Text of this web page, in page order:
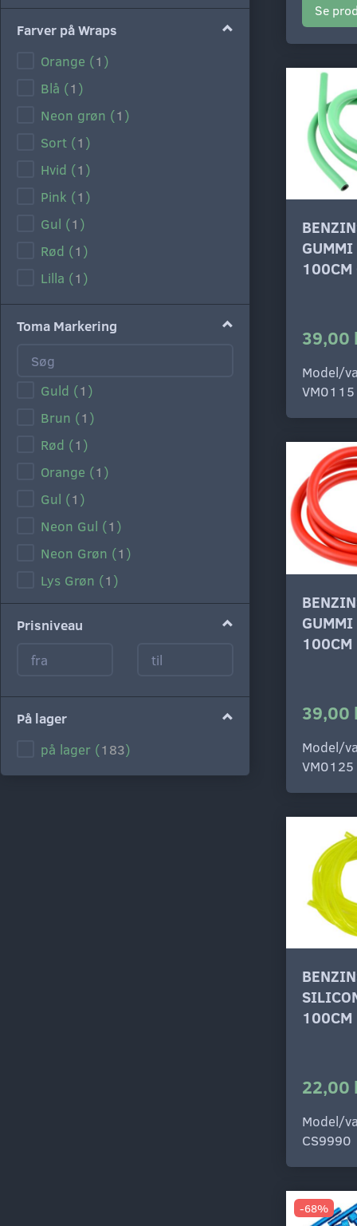
Farver på Wraps
Orange (1 )
Blå (1 )
Neon grøn (1 )
Sort (1 )
Hvid (1 )
Pink (1 )
Gul (1 )
Rød (1 )
Lilla (1 )
Toma Markering
Guld (1 )
Brun (1 )
Rød (1 )
Orange (1 )
Gul (1 )
Neon Gul (1 )
Neon Grøn (1 )
Lys Grøn (1 )
Mørk Grøn(1)
Lys Blå
Blå
Lyserød
Hvid(1)
Prisniveau
På lager
på lager (183)
Se
100CM
39,00
Model/
VM0115
100CM
39,00
Model/
VM0125
100CM
22,00
Model/
CS9990
-68%